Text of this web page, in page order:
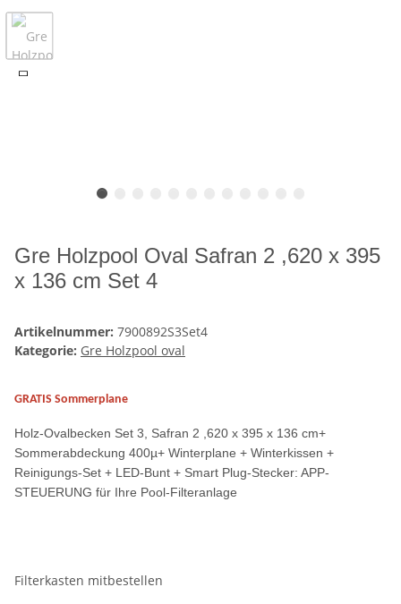
Gre Holzpool Oval Safran 2 ,620 x 395
x 136 cm Set 4
Artikelnummer: 7900892S3Set4
Kategorie: Gre Holzpool oval
GRATIS Sommerplane
Holz-Ovalbecken Set 3, Safran 2 ,620 x 395 x 136 cm+
Sommerabdeckung 400µ+ Winterplane + Winterkissen +
Reinigungs-Set + LED-Bunt + Smart Plug-Stecker: APP-
STEUERUNG für Ihre Pool-Filteranlage
Filterkasten mitbestellen